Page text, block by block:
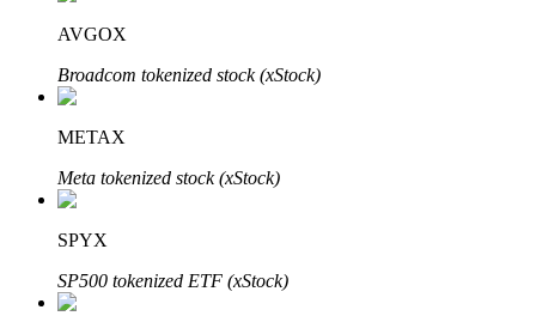
AVGOX
Broadcom tokenized stock (xStock)
METAX
Meta tokenized stock (xStock)
SPYX
SP500 tokenized ETF (xStock)